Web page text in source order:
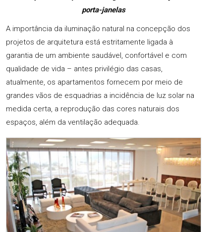
porta-janelas
A importância da iluminação natural na concepção dos
projetos de arquitetura está estritamente ligada à
garantia de um ambiente saudável, confortável e com
qualidade de vida – antes privilégio das casas,
atualmente, os apartamentos fornecem por meio de
grandes vãos de esquadrias a incidência de luz solar na
medida certa, a reprodução das cores naturais dos
espaços, além da ventilação adequada.